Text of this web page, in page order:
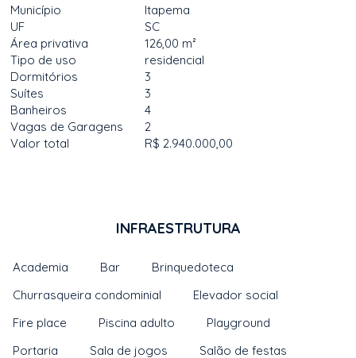
Município
Itapema
UF
SC
Área privativa
126,00 m²
Tipo de uso
residencial
Dormitórios
3
Suítes
3
Banheiros
4
Vagas de Garagens
2
Valor total
R$ 2.940.000,00
INFRAESTRUTURA
Academia Bar
Brinquedoteca
Churrasqueira condominial
Elevador social
Fire place
Piscina adulto
Playground
Portaria
Sala de jogos
Salão de festas